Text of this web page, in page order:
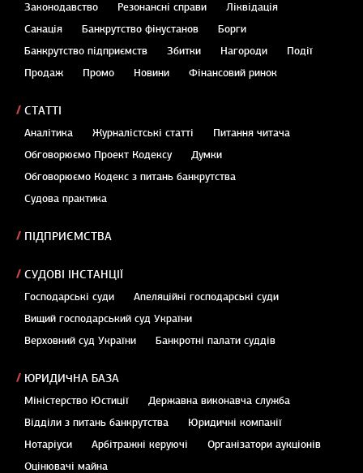
Законодавство Резонансні справи
Ліквідація
Санація
Банкрутство фінустанов
Борги
Банкрутство підприємств
Збитки Нагороди
Події
Продаж
Промо Новини Фінансовий ринок
СТАТТІ
Аналітика Журналістські статті
Питання читача
Обговорюємо Проект Кодексу
Думки
Обговорюємо Кодекс з питань банкрутства
Судова практика
ПІДПРИЄМСТВА
СУДОВІ ІНСТАНЦІЇ
Господарські суди
Апеляційні господарські суди
Вищий господарський суд України
Верховний суд України
Банкротні палати суддів
ЮРИДИЧНА БАЗА
Міністерство Юстиції
Державна виконавча служба
Відділи з питань банкрутства
Юридичні компанії
Нотаріуси
Арбітражні керуючі
Організатори аукціонів
Оцінювачі майна